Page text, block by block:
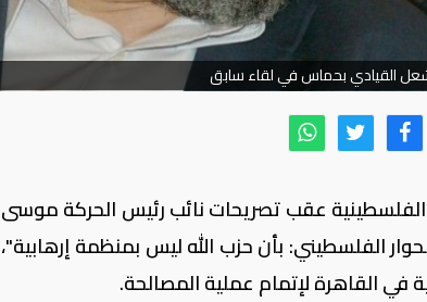
القيادي بحماس في لقاء سابق
عقب تصريحات نائب رئيس الحركة موسى
الفلسطيني: بأن حزب الله ليس بمنظمة إرهابية"،
في القاهرة لإتمام عملية المصالحة.